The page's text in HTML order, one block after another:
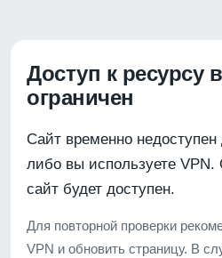
Доступ к ресурсу
ограничен
Сайт временно недоступен
либо вы используете
сайт будет доступен.
Для повторной проверки
VPN и обновить страницу. В